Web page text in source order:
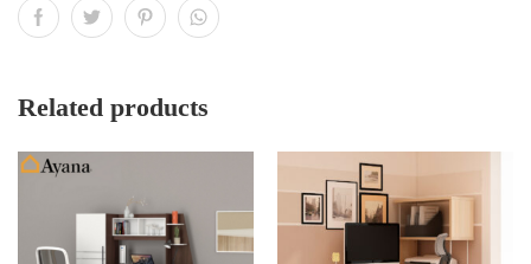
Related products